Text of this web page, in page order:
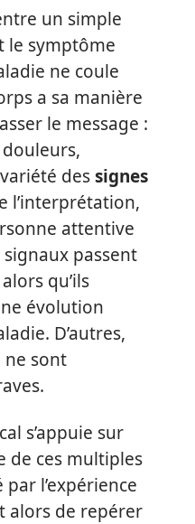
un simple
le symptôme
ne coule
a sa manière
le message :
dessignes
l’interprétation,
attentive
signaux passent
qu’ils
évolution
D’autres,
ne sont
s’appuie sur
de ces multiples
l’expérience
alors de repérer